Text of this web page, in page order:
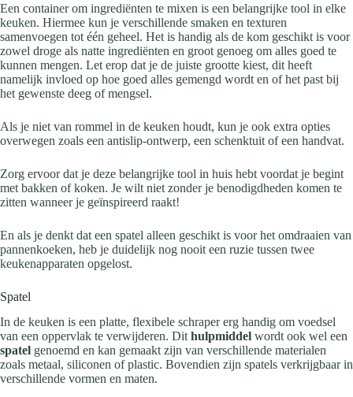
Een container om ingrediënten te mixen is een belangrijke tool in elke
keuken. Hiermee kun je verschillende smaken en texturen
samenvoegen tot één geheel. Het is handig als de kom geschikt is voor
zowel droge als natte ingrediënten en groot genoeg om alles goed te
kunnen mengen. Let erop dat je de juiste grootte kiest, dit heeft
namelijk invloed op hoe goed alles gemengd wordt en of het past bij
het gewenste deeg of mengsel.
Als je niet van rommel in de keuken houdt, kun je ook extra opties
overwegen zoals een antislip-ontwerp, een schenktuit of een handvat.
Zorg ervoor dat je deze belangrijke tool in huis hebt voordat je begint
met bakken of koken. Je wilt niet zonder je benodigdheden komen te
zitten wanneer je geïnspireerd raakt!
En als je denkt dat een spatel alleen geschikt is voor het omdraaien van
pannenkoeken, heb je duidelijk nog nooit een ruzie tussen twee
keukenapparaten opgelost.
Spatel
In de keuken is een platte, flexibele schraper erg handig om voedsel
van een oppervlak te verwijderen. Dit hulpmiddel wordt ook wel een
spatel genoemd en kan gemaakt zijn van verschillende materialen
zoals metaal, siliconen of plastic. Bovendien zijn spatels verkrijgbaar in
verschillende vormen en maten.